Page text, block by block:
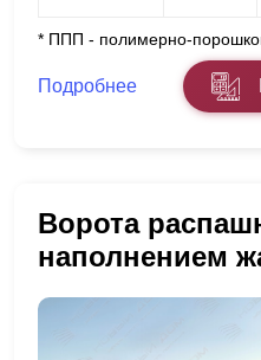
* ППП - полимерно-
Подробнее
Ворота
наполнением